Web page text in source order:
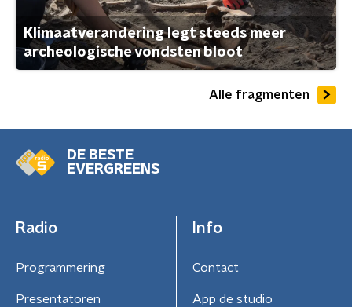
Klimaatverandering legt steeds meer
archeologische vondsten bloot
Alle fragmenten
DE BESTE
EVERGREENS
Radio
Programmering
Presentatoren
Info
Contact
App de studio